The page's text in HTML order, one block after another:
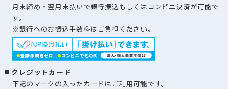
月末締め・翌月末払いで銀行振込もしくはコンビニ決済が可能で
す。
※銀行へのお振込手数料はご負担ください。
クレジットカード
下記のマークの入ったカードはご利用可能です。